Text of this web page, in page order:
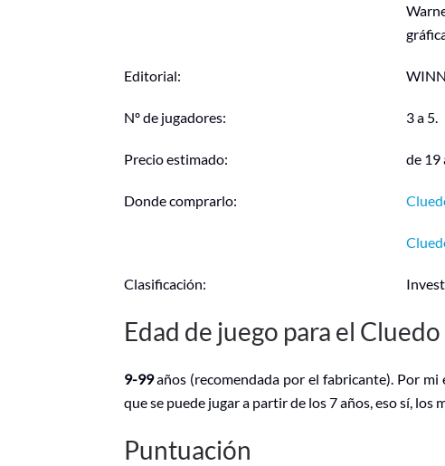
Editorial:
Nº de jugadores: 3 a 5.
Precio estimado: de 19
Donde comprarlo:
Clasificación:
Edad de juego para el
9-99años (recomendada por el fabricante). Por mi
que se puede jugar a partir de los 7 años, eso sí,
Puntuación